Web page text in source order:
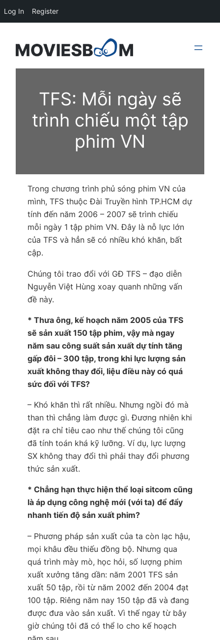
content
TFS: Mỗi ngày sẽ
trình chiếu một tập
phim VN
Trong chương trình phủ sóng phim VN của
mình, TFS thuộc Đài Truyền hình TP.HCM dự
tính đến năm 2006 – 2007 sẽ trình chiếu
mỗi ngày 1 tập phim VN. Đây là nỗ lực lớn
của TFS và hẳn sẽ có nhiều khó khăn, bất
cập.
Chúng tôi trao đổi với GĐ TFS – đạo diễn
Nguyễn Việt Hùng xoay quanh những vấn
đề này.
* Thưa ông, kế hoạch năm 2005 của TFS
sẽ sản xuất 150 tập phim, vậy mà ngay
năm sau công suất sản xuất dự tính tăng
gấp đôi – 300 tập, trong khi lực lượng sản
xuất không thay đổi, liệu điều này có quá
sức đối với TFS?
– Khó khăn thì rất nhiều. Nhưng ngồi đó mà
than thì chẳng làm được gì. Đương nhiên khi
đặt ra chỉ tiêu cao như thế chúng tôi cũng
đã tính toán khá kỹ lưỡng. Ví dụ, lực lượng
SX không thay đổi thì phải thay đổi phương
thức sản xuất.
* Chẳng hạn thực hiện thể loại sitcom cũng
là áp dụng công nghệ mới (với ta) để đẩy
nhanh tiến độ sản xuất phim?
– Phương pháp sản xuất của ta còn lạc hậu,
mọi khâu đều thiếu đồng bộ. Nhưng qua
quá trình mày mò, học hỏi, số lượng phim
xuất xưởng tăng dần: năm 2001 TFS sản
xuất 50 tập, rồi từ năm 2002 đến 2004 đạt
100 tập. Riêng năm nay 150 tập đã và đang
được đưa vào sản xuất. Vì thế ngay từ bây
giờ chúng tôi đã có thể lo cho kế hoạch
Log In Register